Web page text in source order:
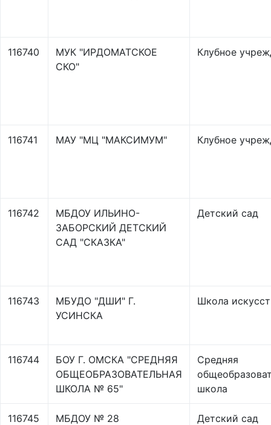
116740
МУК "ИРДОМАТСКОЕ
СКО"
Клубное
116741 МАУ "МЦ "МАКСИМУМ" Клубное
116742
МБДОУ ИЛЬИНО-
ЗАБОРСКИЙ ДЕТСКИЙ
САД "СКАЗКА"
Детский сад
116743
МБУДО "ДШИ" Г.
УСИНСКА
Школа
116744
БОУ Г. ОМСКА "СРЕДНЯЯ
ОБЩЕОБРАЗОВАТЕЛЬНАЯ
ШКОЛА № 65"
Средняя
школа
116745 МБДОУ № 28 Детский сад